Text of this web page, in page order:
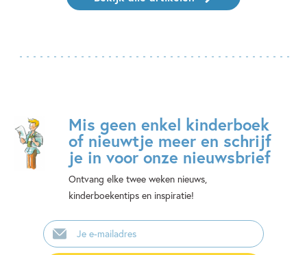
Mis geen enkel kinderboek
of nieuwtje meer en schrijf
je in voor onze nieuwsbrief
Ontvang elke twee weken nieuws,
kinderboekentips en inspiratie!
E-
mailadres